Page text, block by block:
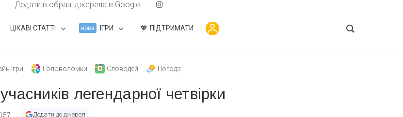
Додати в обрані джерела в Google
ЦІКАВІ СТАТТІ нове ІГРИ ПІДТРИМАТИ
Ігри Головоломки Словодей Погода
легендарної четвірки
157 Додати до джерел